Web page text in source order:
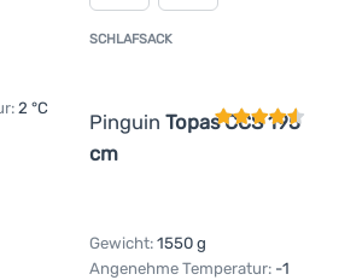
2 °C
SCHLAFSACK
Pinguin Topas CCS 195
cm
Gewicht: 1550 g
Angenehme Temperatur: -1